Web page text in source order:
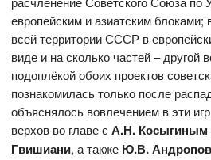
европейским и азиатским блоками;
всей территории СССР в
виде и на сколько частей – другой
подоплёкой обоих проектов
познакомилась только после
объяснялось вовлечением в эти
верхов во главе сА.Н. Косыгиным
Гвишиани, а также Ю.В.